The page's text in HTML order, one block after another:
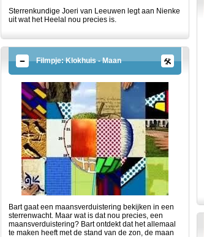
Sterrenkundige Joeri van Leeuwen legt aan Nienke
uit wat het Heelal nou precies is.
Filmpje: Klokhuis - Maan
Bart gaat een maansverduistering bekijken in een
sterrenwacht. Maar wat is dat nou precies, een
maansverduistering? Bart ontdekt dat het allemaal
te maken heeft met de stand van de zon, de maan